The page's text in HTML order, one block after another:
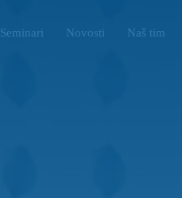
Seminari Novosti Naš tim